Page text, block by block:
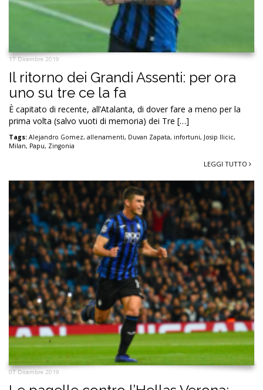
17 Dicembre 2019
Il ritorno dei Grandi Assenti: per ora
uno su tre ce la fa
È capitato di recente, all’Atalanta, di dover fare a meno per la
prima volta (salvo vuoti di memoria) dei Tre […]
Tags: Alejandro Gomez, allenamenti, Duvan Zapata, infortuni, Josip Ilicic,
Milan, Papu, Zingonia
LEGGI TUTTO
07 Dicembre 2019